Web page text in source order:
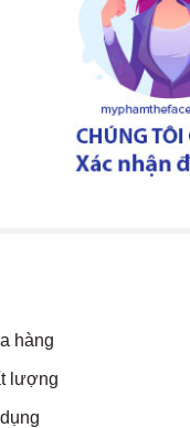
hàng
lượng